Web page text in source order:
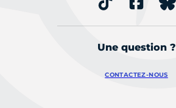
Une question ?
CONTACTEZ-NOUS